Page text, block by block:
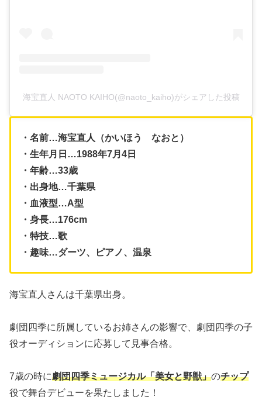
海宝直人 NAOTO KAIHO(@naoto_kaiho)がシェアした投稿
・名前…海宝直人（かいほう なおと）
・生年月日…1988年7月4日
・年齢…33歳
・出身地…千葉県
・血液型…A型
・身長…176cm
・特技…歌
・趣味…ダーツ、ピアノ、温泉
海宝直人さんは千葉県出身。
劇団四季に所属しているお姉さんの影響で、劇団四季の子
役オーディションに応募して見事合格。
7歳の時に劇団四季ミュージカル「美女と野獣」のチップ
役で舞台デビューを果たしました！